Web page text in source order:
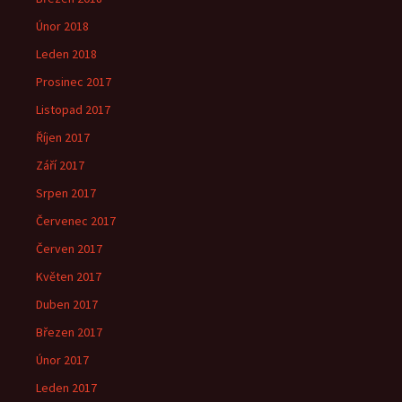
Únor 2018
Leden 2018
Prosinec 2017
Listopad 2017
Říjen 2017
Září 2017
Srpen 2017
Červenec 2017
Červen 2017
Květen 2017
Duben 2017
Březen 2017
Únor 2017
Leden 2017